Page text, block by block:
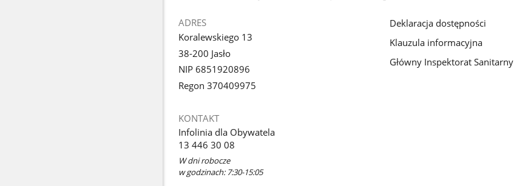
ADRES
Koralewskiego 13
38-200 Jasło
NIP 6851920896
Regon 370409975
KONTAKT
Infolinia dla Obywatela
13 446 30 08
W dni robocze
w godzinach: 7:30-15:05
Deklaracja dostępności
Klauzula informacyjna
Główny Inspektorat Sanitarny